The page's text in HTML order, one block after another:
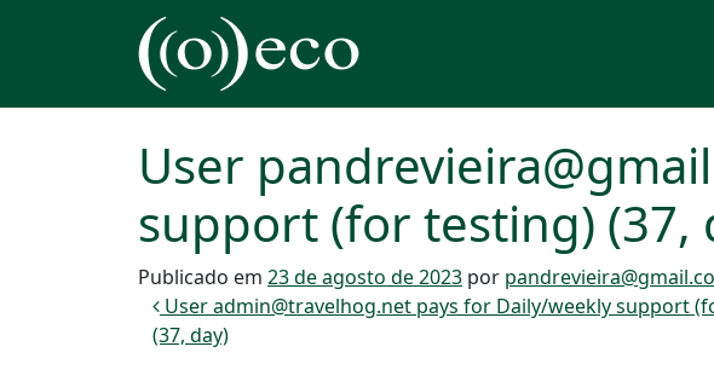
Pular para o conteúdo
Navegação principal
User
support (for testing) (37,
Publicado em 23 de agosto de 2023 por
Navegação de post
User admin@travelhog.net pays for Daily/weekly support
(37, day)